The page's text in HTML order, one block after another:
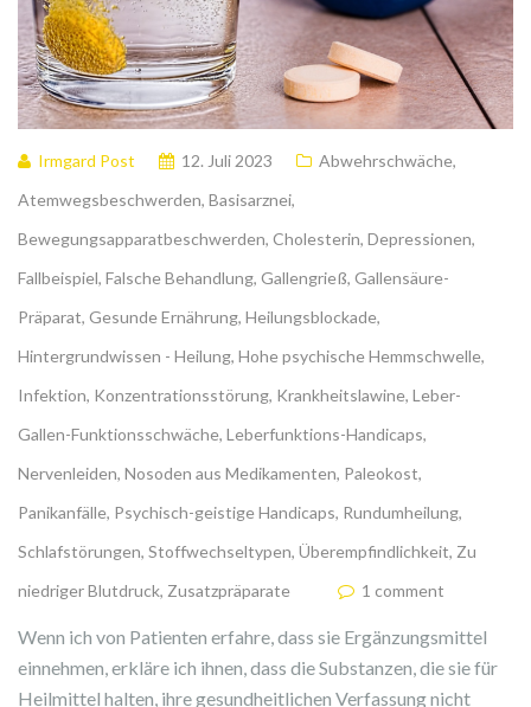
Irmgard Post 12. Juli 2023 Abwehrschwäche,
Atemwegsbeschwerden, Basisarznei,
Bewegungsapparatbeschwerden, Cholesterin, Depressionen,
Fallbeispiel, Falsche Behandlung, Gallengrieß, Gallensäure-
Präparat, Gesunde Ernährung, Heilungsblockade,
Hintergrundwissen - Heilung, Hohe psychische Hemmschwelle,
Infektion, Konzentrationsstörung, Krankheitslawine, Leber-
Gallen-Funktionsschwäche, Leberfunktions-Handicaps,
Nervenleiden, Nosoden aus Medikamenten, Paleokost,
Panikanfälle, Psychisch-geistige Handicaps, Rundumheilung,
Schlafstörungen, Stoffwechseltypen, Überempfindlichkeit, Zu
niedriger Blutdruck, Zusatzpräparate 1 comment
Wenn ich von Patienten erfahre, dass sie Ergänzungsmittel
einnehmen, erkläre ich ihnen, dass die Substanzen, die sie für
Heilmittel halten, ihre gesundheitlichen Verfassung nicht